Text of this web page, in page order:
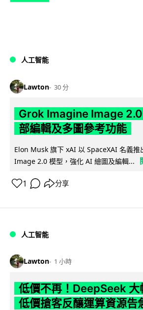
人工智能
Lawton 30 分
Grok Imagine Image 2.0
部編輯及多圖參考功能
Elon Musk 旗下 xAI 以 SpaceXAI 名義
Image 2.0 模型，強化 AI 繪圖及編輯...
1 分享
人工智能
Lawton 1 小時
低價不再！DeepSeek 大
低價搶客反釀運算資源告